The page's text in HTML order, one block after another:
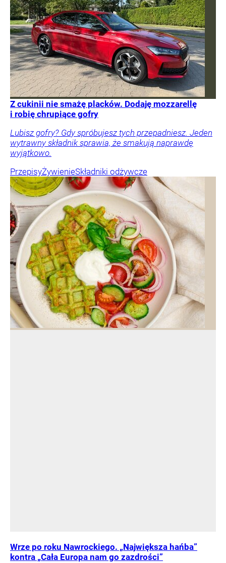
Z cukinii nie smażę placków. Dodaję mozzarellę
i robię chrupiące gofry
Lubisz gofry? Gdy spróbujesz tych przepadniesz. Jeden
wytrawny składnik sprawia, że smakują naprawdę
wyjątkowo.
PrzepisyŻywienieSkładniki odżywcze
Wrze po roku Nawrockiego. „Największa hańba”
kontra „Cała Europa nam go zazdrości”